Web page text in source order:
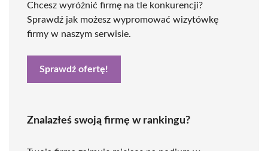
Chcesz wyróżnić firmę na tle konkurencji?
Sprawdź jak możesz wypromować wizytówkę
firmy w naszym serwisie.
Sprawdź ofertę!
Znalazłeś swoją firmę w rankingu?